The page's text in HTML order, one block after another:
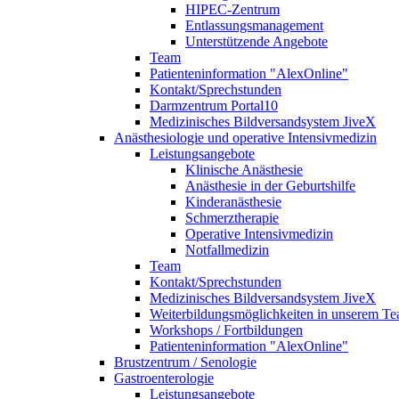
HIPEC-Zentrum
Entlassungsmanagement
Unterstützende Angebote
Team
Patienteninformation "AlexOnline"
Kontakt/Sprechstunden
Darmzentrum Portal10
Medizinisches Bildversandsystem JiveX
Anästhesiologie und operative Intensivmedizin
Leistungsangebote
Klinische Anästhesie
Anästhesie in der Geburtshilfe
Kinderanästhesie
Schmerztherapie
Operative Intensivmedizin
Notfallmedizin
Team
Kontakt/Sprechstunden
Medizinisches Bildversandsystem JiveX
Weiterbildungsmöglichkeiten in unserem
Workshops / Fortbildungen
Patienteninformation "AlexOnline"
Brustzentrum / Senologie
Gastroenterologie
Leistungsangebote